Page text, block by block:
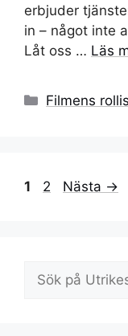
erbjuder
in – något inte
Låt oss … Läs
Kategorier
Filmens
Sida
1 Sida
2 Nästa →